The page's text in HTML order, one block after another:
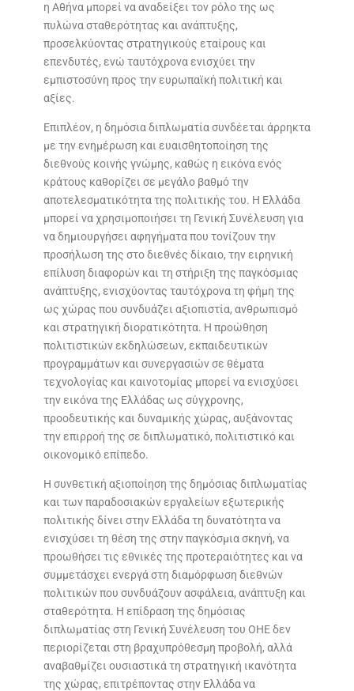
η Αθήνα μπορεί να αναδείξει τον ρόλο της ως
πυλώνα σταθερότητας και ανάπτυξης,
προσελκύοντας στρατηγικούς εταίρους και
επενδυτές, ενώ ταυτόχρονα ενισχύει την
εμπιστοσύνη προς την ευρωπαϊκή πολιτική και
αξίες.
Επιπλέον, η δημόσια διπλωματία συνδέεται άρρηκτα
με την ενημέρωση και ευαισθητοποίηση της
διεθνούς κοινής γνώμης, καθώς η εικόνα ενός
κράτους καθορίζει σε μεγάλο βαθμό την
αποτελεσματικότητα της πολιτικής του. Η Ελλάδα
μπορεί να χρησιμοποιήσει τη Γενική Συνέλευση για
να δημιουργήσει αφηγήματα που τονίζουν την
προσήλωση της στο διεθνές δίκαιο, την ειρηνική
επίλυση διαφορών και τη στήριξη της παγκόσμιας
ανάπτυξης, ενισχύοντας ταυτόχρονα τη φήμη της
ως χώρας που συνδυάζει αξιοπιστία, ανθρωπισμό
και στρατηγική διορατικότητα. Η προώθηση
πολιτιστικών εκδηλώσεων, εκπαιδευτικών
προγραμμάτων και συνεργασιών σε θέματα
τεχνολογίας και καινοτομίας μπορεί να ενισχύσει
την εικόνα της Ελλάδας ως σύγχρονης,
προοδευτικής και δυναμικής χώρας, αυξάνοντας
την επιρροή της σε διπλωματικό, πολιτιστικό και
οικονομικό επίπεδο.
Η συνθετική αξιοποίηση της δημόσιας διπλωματίας
και των παραδοσιακών εργαλείων εξωτερικής
πολιτικής δίνει στην Ελλάδα τη δυνατότητα να
ενισχύσει τη θέση της στην παγκόσμια σκηνή, να
προωθήσει τις εθνικές της προτεραιότητες και να
συμμετάσχει ενεργά στη διαμόρφωση διεθνών
πολιτικών που συνδυάζουν ασφάλεια, ανάπτυξη και
σταθερότητα. Η επίδραση της δημόσιας
διπλωματίας στη Γενική Συνέλευση του ΟΗΕ δεν
περιορίζεται στη βραχυπρόθεσμη προβολή, αλλά
αναβαθμίζει ουσιαστικά τη στρατηγική ικανότητα
της χώρας, επιτρέποντας στην Ελλάδα να